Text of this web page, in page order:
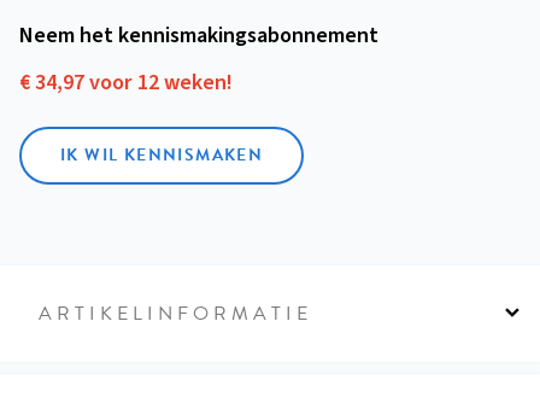
Neem het kennismakings­abonnement
€ 34,97 voor 12 weken!
IK WIL KENNISMAKEN
ARTIKELINFORMATIE